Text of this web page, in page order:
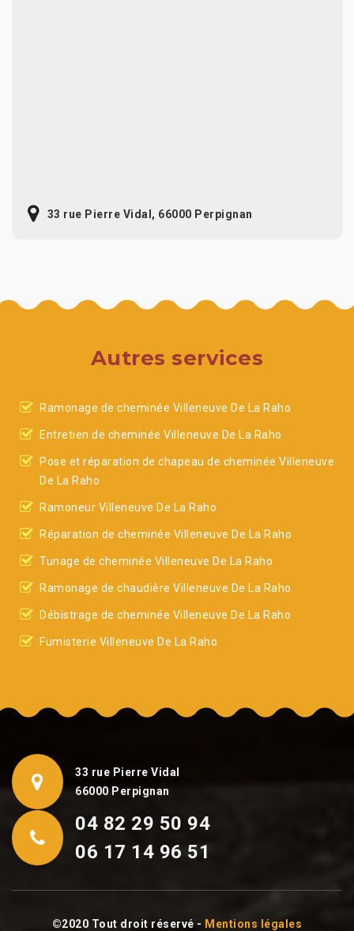
33 rue Pierre Vidal, 66000 Perpignan
Autres services
Ramonage de cheminée Villeneuve De La Raho
Entretien de cheminée Villeneuve De La Raho
Pose et réparation de chapeau de cheminée Villeneuve
De La Raho
Ramoneur Villeneuve De La Raho
Réparation de cheminée Villeneuve De La Raho
Tunage de cheminée Villeneuve De La Raho
Ramonage de chaudière Villeneuve De La Raho
Débistrage de cheminée Villeneuve De La Raho
Fumisterie Villeneuve De La Raho
33 rue Pierre Vidal
66000 Perpignan
04 82 29 50 94
06 17 14 96 51
©2020 Tout droit réservé - Mentions légales